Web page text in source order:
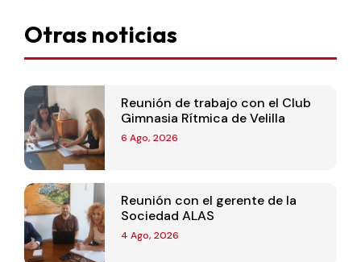
Otras noticias
Reunión de trabajo con el Club
Gimnasia Rítmica de Velilla
6 Ago, 2026
Reunión con el gerente de la
Sociedad ALAS
4 Ago, 2026